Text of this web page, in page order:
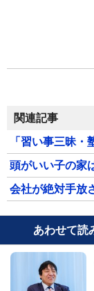
関連記事
「習い事三昧
頭がいい子の家
会社が絶対手放
あわせて読